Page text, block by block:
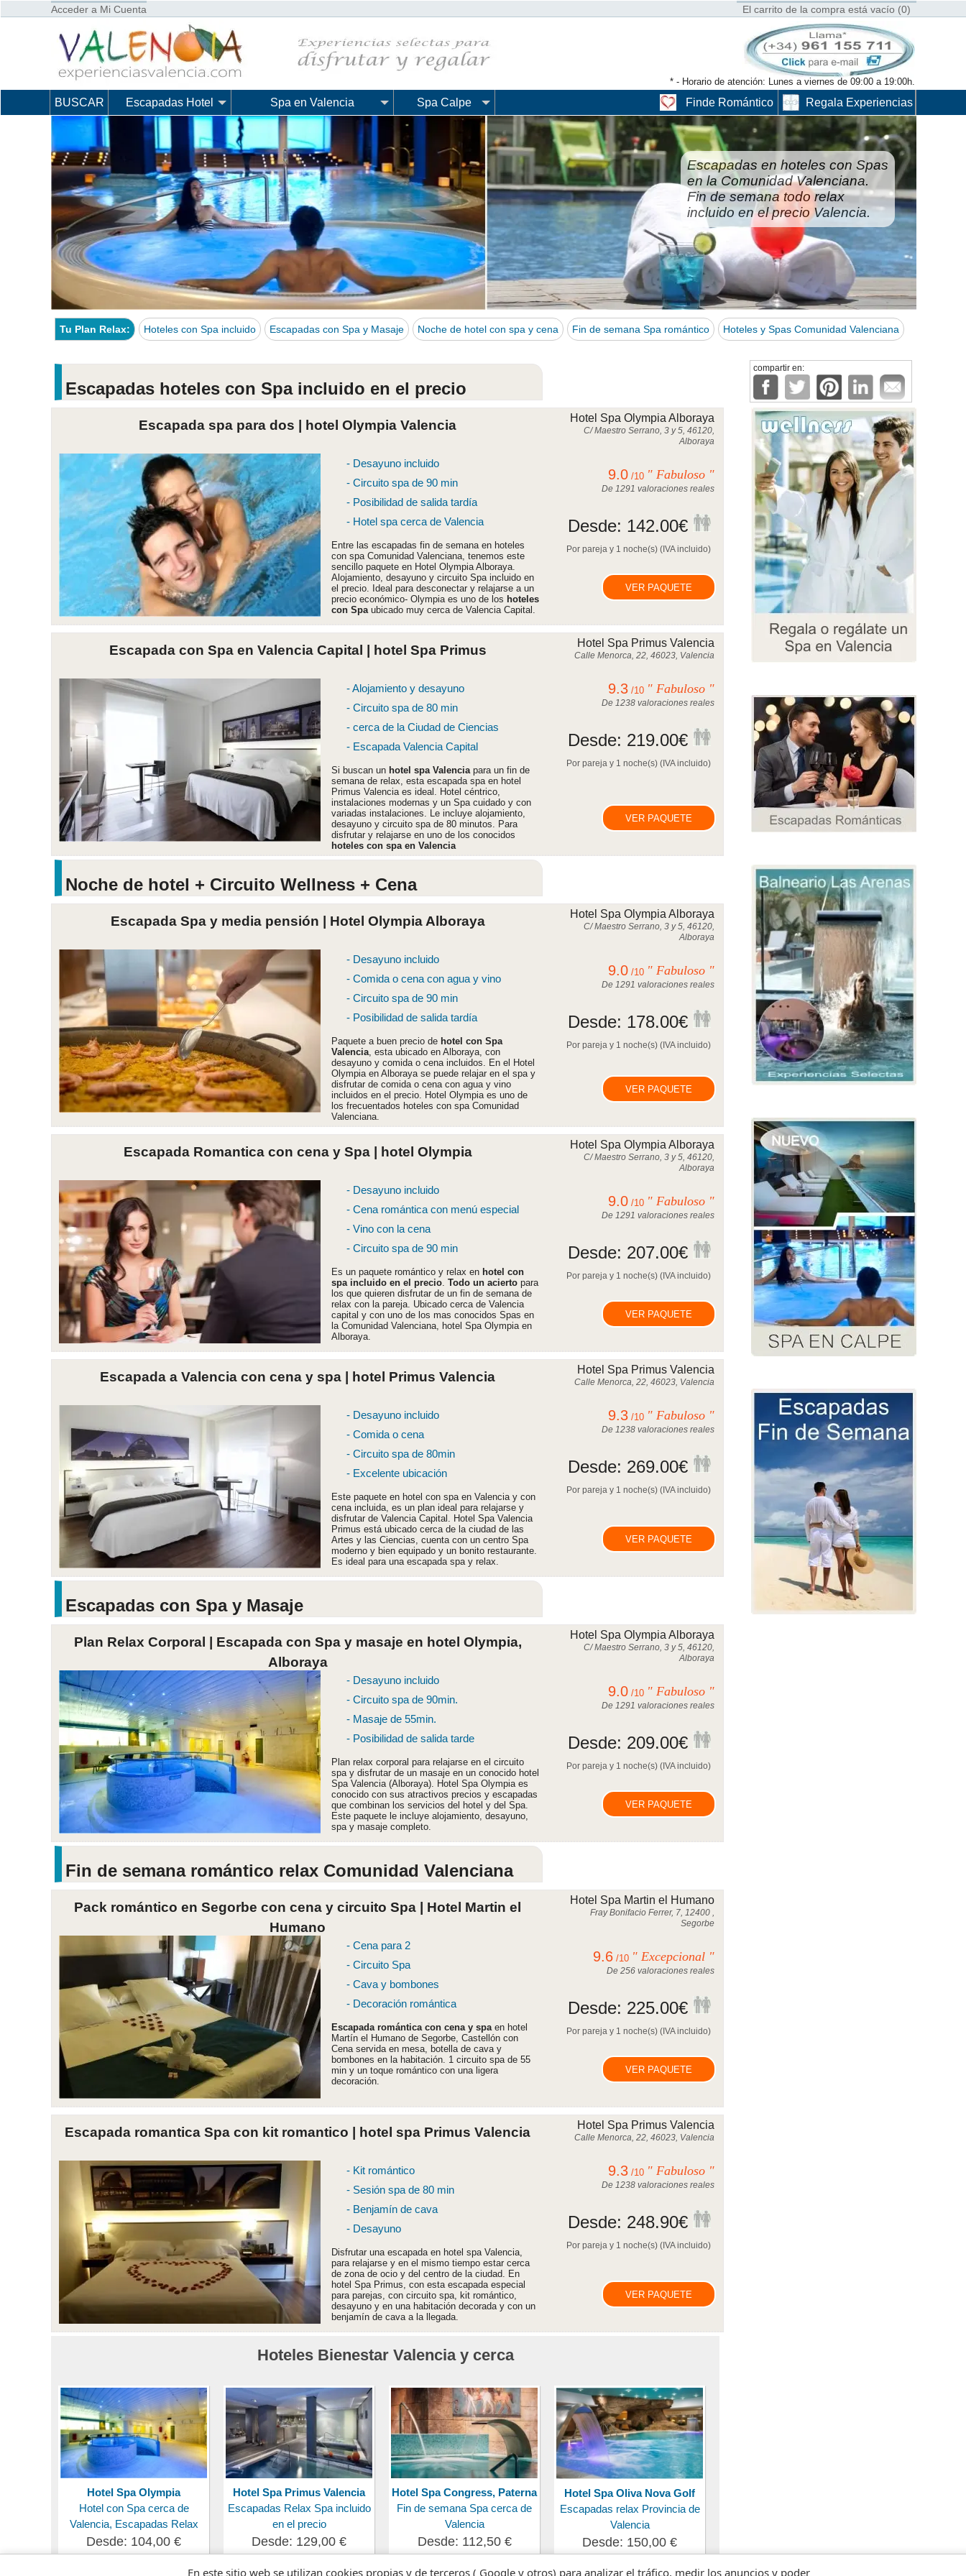
Acceder a Mi Cuenta El carrito de la compra está vacío (0)
* - Horario de atención: Lunes a viernes de 09:00 a 19:00h.
BUSCAR Escapadas Hotel Spa en Valencia Spa Calpe Regala Experiencias
Finde Romántico
Escapadas en hoteles con Spas
en la Comunidad Valenciana.
Fin de semana todo relax
incluido en el precio Valencia.
Tu Plan Relax: Hoteles con Spa incluido Escapadas con Spa y Masaje Noche de hotel con spa y cena Fin de semana Spa romántico Hoteles y Spas Comunidad Valenciana
compartir en:
Escapadas hoteles con Spa incluido en el precio
Escapada spa para dos | hotel Olympia Valencia
- Desayuno incluido
- Circuito spa de 90 min
- Posibilidad de salida tardía
- Hotel spa cerca de Valencia
Entre las escapadas fin de semana en hoteles
con spa Comunidad Valenciana, tenemos este
sencillo paquete en Hotel Olympia Alboraya.
Alojamiento, desayuno y circuito Spa incluido en
el precio. Ideal para desconectar y relajarse a un
precio económico- Olympia es uno de los hoteles
con Spaubicado muy cerca de Valencia Capital.
Hotel Spa Olympia Alboraya
C/ Maestro Serrano, 3 y 5, 46120,
Alboraya
9.0 /10 " Fabuloso "
De 1291 valoraciones reales
Desde: 142.00€
Por pareja y 1 noche(s) (IVA incluido)
VER PAQUETE
Escapada con Spa en Valencia Capital | hotel Spa Primus
- Alojamiento y desayuno
- Circuito spa de 80 min
- cerca de la Ciudad de Ciencias
- Escapada Valencia Capital
Si buscan un hotel spa Valenciapara un fin de
semana de relax, esta escapada spa en hotel
Primus Valencia es ideal. Hotel céntrico,
instalaciones modernas y un Spa cuidado y con
variadas instalaciones. Le incluye alojamiento,
desayuno y circuito spa de 80 minutos. Para
disfrutar y relajarse en uno de los conocidos
hoteles con spa en Valencia
Hotel Spa Primus Valencia
Calle Menorca, 22, 46023, Valencia
9.3 /10 " Fabuloso "
De 1238 valoraciones reales
Desde: 219.00€
Por pareja y 1 noche(s) (IVA incluido)
VER PAQUETE
Noche de hotel + Circuito Wellness + Cena
Escapada Spa y media pensión | Hotel Olympia Alboraya
- Desayuno incluido
- Comida o cena con agua y vino
- Circuito spa de 90 min
- Posibilidad de salida tardía
Paquete a buen precio de hotel con Spa
Valencia, esta ubicado en Alboraya, con
desayuno y comida o cena incluidos. En el Hotel
Olympia en Alboraya se puede relajar en el spa y
disfrutar de comida o cena con agua y vino
incluidos en el precio. Hotel Olympia es uno de
los frecuentados hoteles con spa Comunidad
Valenciana.
Hotel Spa Olympia Alboraya
C/ Maestro Serrano, 3 y 5, 46120,
Alboraya
9.0 /10 " Fabuloso "
De 1291 valoraciones reales
Desde: 178.00€
Por pareja y 1 noche(s) (IVA incluido)
VER PAQUETE
Escapada Romantica con cena y Spa | hotel Olympia
- Desayuno incluido
- Cena romántica con menú especial
- Vino con la cena
- Circuito spa de 90 min
Es un paquete romántico y relax en hotel con
spa incluido en el precio.Todo un acierto para
los que quieren disfrutar de un fin de semana de
relax con la pareja. Ubicado cerca de Valencia
capital y con uno de los mas conocidos Spas en
la Comunidad Valenciana, hotel Spa Olympia en
Alboraya.
Hotel Spa Olympia Alboraya
C/ Maestro Serrano, 3 y 5, 46120,
Alboraya
9.0 /10 " Fabuloso "
De 1291 valoraciones reales
Desde: 207.00€
Por pareja y 1 noche(s) (IVA incluido)
VER PAQUETE
Escapada a Valencia con cena y spa | hotel Primus Valencia
- Desayuno incluido
- Comida o cena
- Circuito spa de 80min
- Excelente ubicación
Este paquete en hotel con spa en Valencia y con
cena incluida, es un plan ideal para relajarse y
disfrutar de Valencia Capital. Hotel Spa Valencia
Primus está ubicado cerca de la ciudad de las
Artes y las Ciencias, cuenta con un centro Spa
moderno y bien equipado y un bonito restaurante.
Es ideal para una escapada spa y relax.
Hotel Spa Primus Valencia
Calle Menorca, 22, 46023, Valencia
9.3 /10 " Fabuloso "
De 1238 valoraciones reales
Desde: 269.00€
Por pareja y 1 noche(s) (IVA incluido)
VER PAQUETE
Escapadas con Spa y Masaje
Plan Relax Corporal | Escapada con Spa y masaje en hotel Olympia,
Alboraya
- Desayuno incluido
- Circuito spa de 90min.
- Masaje de 55min.
- Posibilidad de salida tarde
Plan relax corporal para relajarse en el circuito
spa y disfrutar de un masaje en un conocido hotel
Spa Valencia (Alboraya). Hotel Spa Olympia es
conocido con sus atractivos precios y escapadas
que combinan los servicios del hotel y del Spa.
Este paquete le incluye alojamiento, desayuno,
spa y masaje completo.
Hotel Spa Olympia Alboraya
C/ Maestro Serrano, 3 y 5, 46120,
Alboraya
9.0 /10 " Fabuloso "
De 1291 valoraciones reales
Desde: 209.00€
Por pareja y 1 noche(s) (IVA incluido)
VER PAQUETE
Fin de semana romántico relax Comunidad Valenciana
Pack romántico en Segorbe con cena y circuito Spa | Hotel Martin el
Humano
- Cena para 2
- Circuito Spa
- Cava y bombones
- Decoración romántica
Escapada romántica con cena y spaen hotel
Martín el Humano de Segorbe, Castellón con
Cena servida en mesa, botella de cava y
bombones en la habitación. 1 circuito spa de 55
min y un toque romántico con una ligera
decoración.
Hotel Spa Martin el Humano
Fray Bonifacio Ferrer, 7, 12400 ,
Segorbe
9.6 /10 " Excepcional "
De 256 valoraciones reales
Desde: 225.00€
Por pareja y 1 noche(s) (IVA incluido)
VER PAQUETE
Escapada romantica Spa con kit romantico | hotel spa Primus Valencia
- Kit romántico
- Sesión spa de 80 min
- Benjamín de cava
- Desayuno
Disfrutar una escapada en hotel spa Valencia,
para relajarse y en el mismo tiempo estar cerca
de zona de ocio y del centro de la ciudad. En
hotel Spa Primus, con esta escapada especial
para parejas, con circuito spa, kit romántico,
desayuno y en una habitación decorada y con un
benjamín de cava a la llegada.
Hotel Spa Primus Valencia
Calle Menorca, 22, 46023, Valencia
9.3 /10 " Fabuloso "
De 1238 valoraciones reales
Desde: 248.90€
Por pareja y 1 noche(s) (IVA incluido)
VER PAQUETE
Hoteles Bienestar Valencia y cerca
Hotel Spa Olympia
Hotel con Spa cerca de
Valencia, Escapadas Relax
Desde: 104,00 €
Hotel Spa Primus Valencia
Escapadas Relax Spa incluido
en el precio
Desde: 129,00 €
Hotel Spa Congress, Paterna
Fin de semana Spa cerca de
Valencia
Desde: 112,50 €
Hotel Spa Oliva Nova Golf
Escapadas relax Provincia de
Valencia
Desde: 150,00 €
En este sitio web se utilizan cookies propias y de terceros ( Google y otros) para analizar el tráfico, medir los anuncios y poder